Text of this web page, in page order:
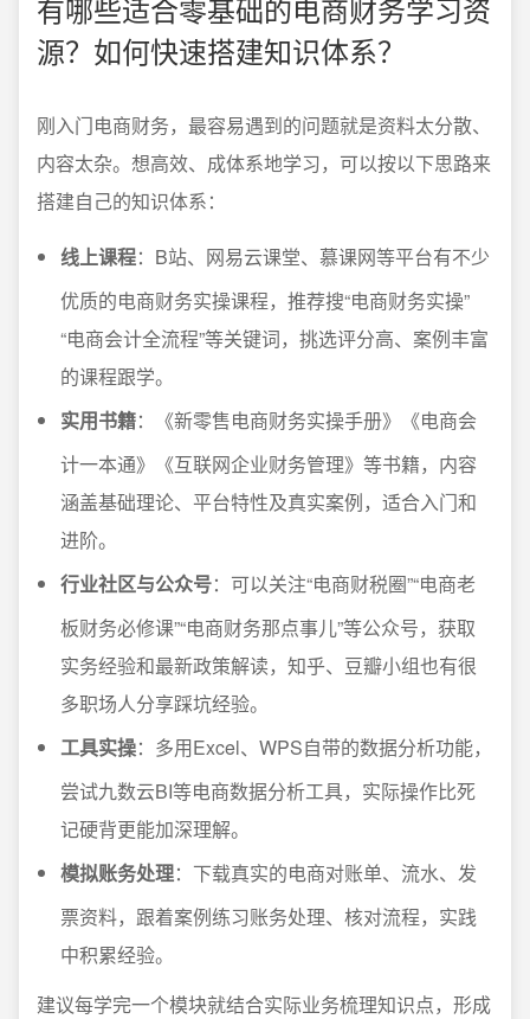
有哪些适合零基础的电商财务学习资
源？如何快速搭建知识体系？
刚入门电商财务，最容易遇到的问题就是资料太分散、
内容太杂。想高效、成体系地学习，可以按以下思路来
搭建自己的知识体系：
线上课程：B站、网易云课堂、慕课网等平台有不少
优质的电商财务实操课程，推荐搜“电商财务实操”
“电商会计全流程”等关键词，挑选评分高、案例丰富
的课程跟学。
实用书籍：《新零售电商财务实操手册》《电商会
计一本通》《互联网企业财务管理》等书籍，内容
涵盖基础理论、平台特性及真实案例，适合入门和
进阶。
行业社区与公众号：可以关注“电商财税圈”“电商老
板财务必修课”“电商财务那点事儿”等公众号，获取
实务经验和最新政策解读，知乎、豆瓣小组也有很
多职场人分享踩坑经验。
工具实操：多用Excel、WPS自带的数据分析功能，
尝试九数云BI等电商数据分析工具，实际操作比死
记硬背更能加深理解。
模拟账务处理：下载真实的电商对账单、流水、发
票资料，跟着案例练习账务处理、核对流程，实践
中积累经验。
建议每学完一个模块就结合实际业务梳理知识点，形成